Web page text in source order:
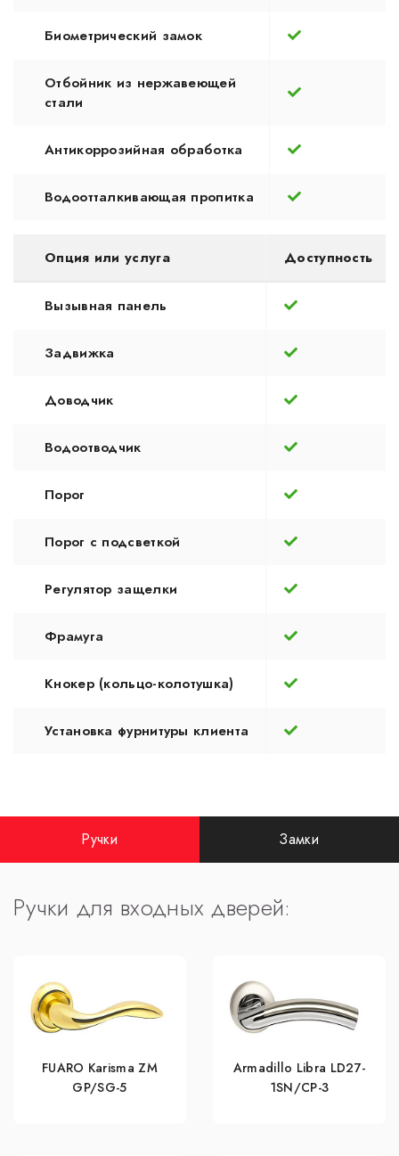
Биометрический замок
Отбойник из нержавеющей
стали
Антикоррозийная обработка
Водоотталкивающая пропитка
Опция или услуга Доступность
Вызывная панель
Задвижка
Доводчик
Водоотводчик
Порог
Порог с подсветкой
Регулятор защелки
Фрамуга
Кнокер (кольцо-колотушка)
Установка фурнитуры клиента
Ручки Замки
Ручки для входных дверей:
FUARO Karisma ZM
GP/SG-5
Armadillo Libra LD27-
1SN/CP-3